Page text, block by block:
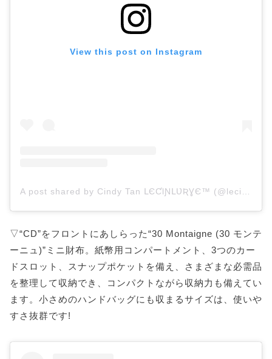
View this post on Instagram
▽“CD”をフロントにあしらった“30 Montaigne (30 モンテ
ーニュ)”ミニ財布。紙幣用コンパートメント、3つのカー
ドスロット、スナップポケットを備え、さまざまな必需品
を整理して収納でき、コンパクトながら収納力も備えてい
ます。小さめのハンドバッグにも収まるサイズは、使いや
すさ抜群です!